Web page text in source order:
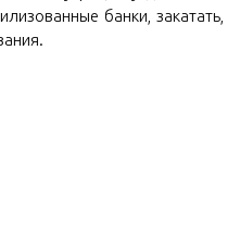
банки, закатать,